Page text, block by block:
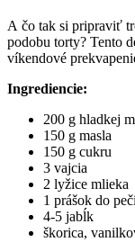
A čo tak si pripraviť
podobu torty? Tento
víkendové
Ingrediencie:
200 g hladkej
150 g masla
150 g cukru
3 vajcia
2 lyžice mlieka
1 prášok do
4-5 jabĺk
škorica,